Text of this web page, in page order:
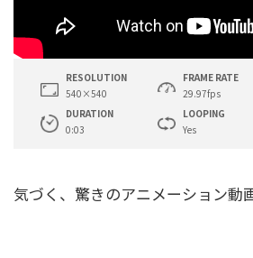
RESOLUTION
540×540
FRAME RATE
29.97fps
DURATION
0:03
LOOPING
Yes
気づく、驚きのアニメーション動